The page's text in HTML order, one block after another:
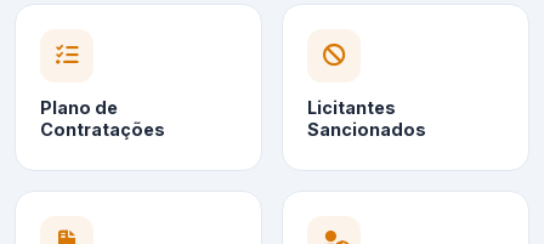
Plano de
Contratações
Licitantes
Sancionados